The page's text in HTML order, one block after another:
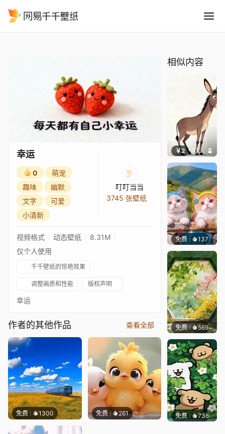
幸运
0
萌宠
趣味
幽默
文字
可爱
小清新
叮叮当当
3745 张壁纸
视频格式 动态壁纸
8.31M
仅个人使用
千千壁纸的惊艳效果
调整画质和性能 版权声明
幸运
作者的其他作品 查看全部
免费 1300 免费 261
相似内容
￥2 叮叮当当
免费 137豆子
免费 569渔小小
免费 738渔小小